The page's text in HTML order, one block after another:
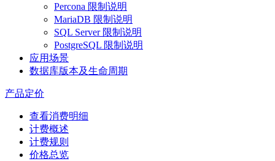
Percona 限制说明
MariaDB 限制说明
SQL Server 限制说明
PostgreSQL 限制说明
应用场景
数据库版本及生命周期
产品定价
查看消费明细
计费概述
计费规则
价格总览